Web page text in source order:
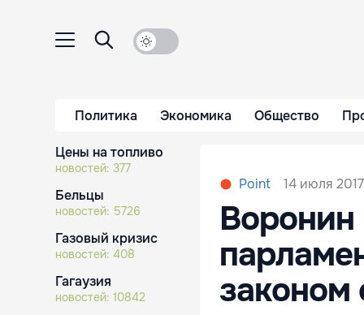
Политика Экономика Общество
Цены на топливо
новостей: 377
Бельцы
новостей: 5726
Газовый кризис
новостей: 408
Гагаузия
новостей: 10842
Point 14 июля
Воронин
законом